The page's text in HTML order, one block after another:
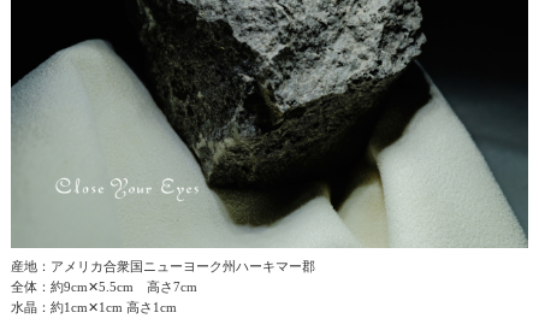
産地：アメリカ合衆国ニューヨーク州ハーキマー郡
全体：約9cm✕5.5cm 高さ7cm
水晶：約1cm✕1cm 高さ1cm